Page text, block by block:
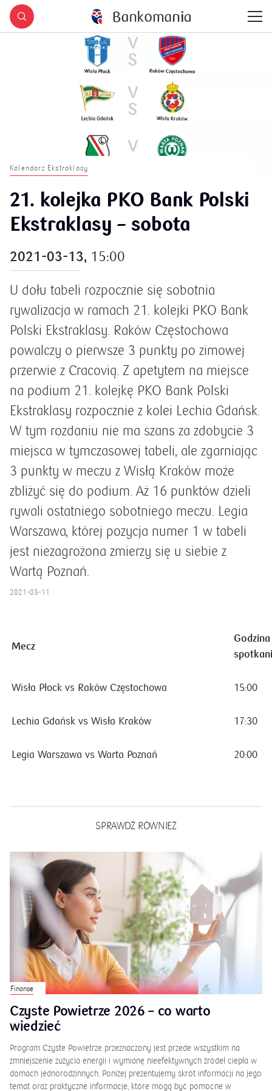
Kalendarz Ekstraklasy
21. kolejka PKO Bank Polski
Ekstraklasy – sobota
2021-03-13, 15:00
U dołu tabeli rozpocznie się sobotnia
rywalizacja w ramach 21. kolejki PKO Bank
Polski Ekstraklasy. Raków Częstochowa
powalczy o pierwsze 3 punkty po zimowej
przerwie z Cracovią. Z apetytem na miejsce
na podium 21. kolejkę PKO Bank Polski
Ekstraklasy rozpocznie z kolei Lechia Gdańsk.
W tym rozdaniu nie ma szans za zdobycie 3
miejsca w tymczasowej tabeli, ale zgarniając
3 punkty w meczu z Wisłą Kraków może
zbliżyć się do podium. Aż 16 punktów dzieli
rywali ostatniego sobotniego meczu. Legia
Warszawa, której pozycja numer 1 w tabeli
jest niezagrożona zmierzy się u siebie z
Wartą Poznań.
2021-03-11
Mecz
Godzina
Wisła Płock vs Raków Częstochowa 15:00
Lechia Gdańsk vs Wisła Kraków 17:30
Legia Warszawa vs Warta Poznań 20:00
SPRAWDŹ RÓWNIEŻ
Finanse
Czyste Powietrze 2026 – co warto
wiedzieć
Program Czyste Powietrze przeznaczony jest przede wszystkim na
zmniejszenie zużycia energii i wymianę nieefektywnych źródeł ciepła w
domach jednorodzinnych. Poniżej prezentujemy skrót informacji na jego
temat oraz praktyczne informacje, które mogą być pomocne w